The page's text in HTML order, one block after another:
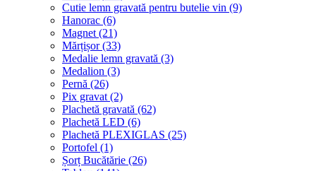
Cutie lemn gravată pentru butelie vin (9)
Hanorac (6)
Magnet (21)
Mărțișor (33)
Medalie lemn gravată (3)
Medalion (3)
Pernă (26)
Pix gravat (2)
Plachetă gravată (62)
Plachetă LED (6)
Plachetă PLEXIGLAS (25)
Portofel (1)
Șorț Bucătărie (26)